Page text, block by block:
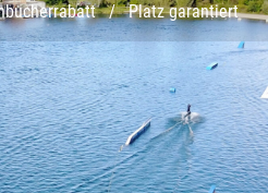
/ Platz garantiert